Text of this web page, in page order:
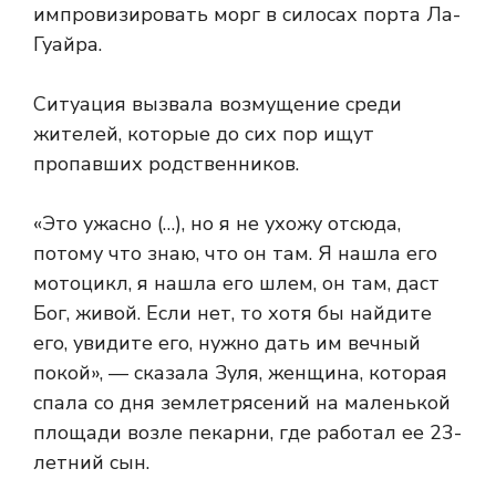
импровизировать морг в силосах порта Ла-
Гуайра.
Ситуация вызвала возмущение среди
жителей, которые до сих пор ищут
пропавших родственников.
«Это ужасно (…), но я не ухожу отсюда,
потому что знаю, что он там. Я нашла его
мотоцикл, я нашла его шлем, он там, даст
Бог, живой. Если нет, то хотя бы найдите
его, увидите его, нужно дать им вечный
покой», — сказала Зуля, женщина, которая
спала со дня землетрясений на маленькой
площади возле пекарни, где работал ее 23-
летний сын.